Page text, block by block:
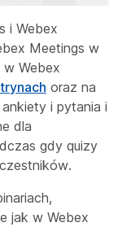
i Webex
Meetings w
w Webex
oraz na
i pytania i
dla
gdy quizy
jak w Webex